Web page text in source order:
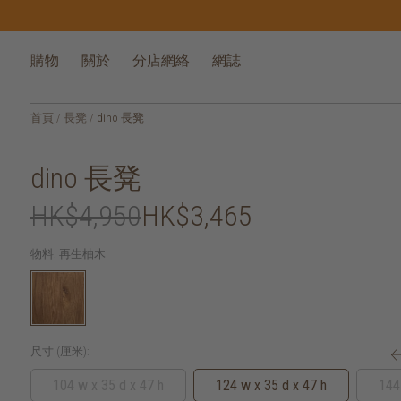
購物 關於 分店網絡 網誌
首頁 / 長凳 / dino 長凳
dino 長凳
HK$4,950HK$3,465
物料: 再生柚木
尺寸 (厘米):
124 w x 35 d x 47 h